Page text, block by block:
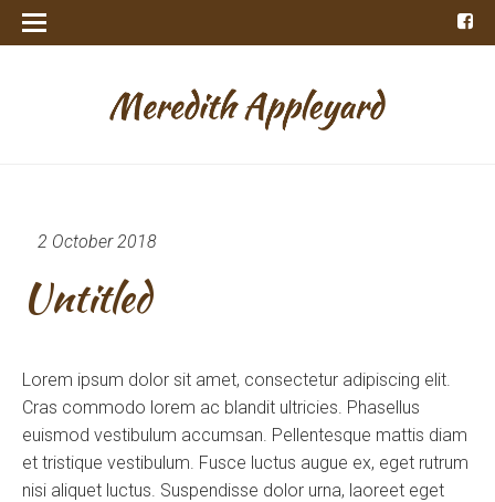
2 October 2018
Untitled
Lorem ipsum dolor sit amet, consectetur adipiscing elit.
Cras commodo lorem ac blandit ultricies. Phasellus
euismod vestibulum accumsan. Pellentesque mattis diam
et tristique vestibulum. Fusce luctus augue ex, eget rutrum
nisi aliquet luctus. Suspendisse dolor urna, laoreet eget